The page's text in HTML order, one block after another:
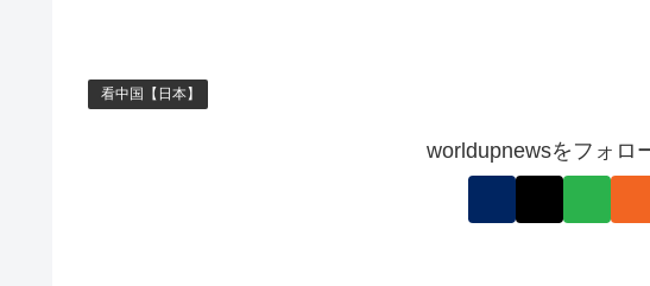
看中国【日本】
worldupnewsをフォロ